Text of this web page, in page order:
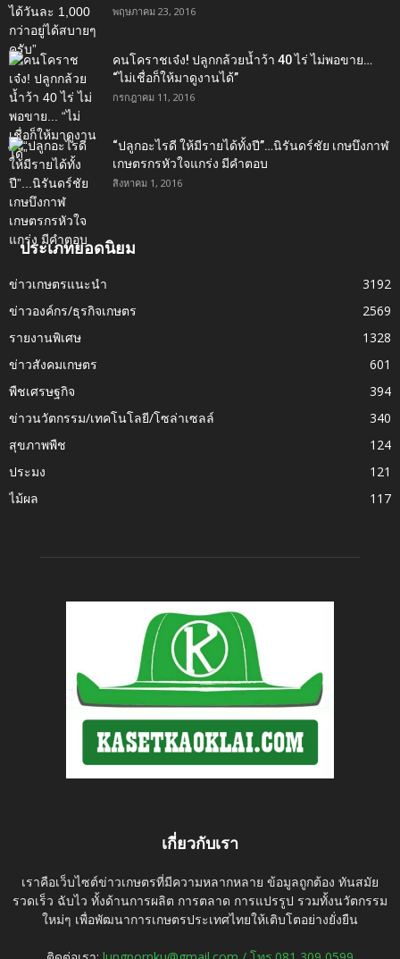
พฤษภาคม 23, 2016
คนโคราชเจ๋ง! ปลูกกล้วยน้ำว้า 40 ไร่ ไม่พอขาย…
“ไม่เชื่อก็ให้มาดูงานได้”‬
กรกฎาคม 11, 2016
“ปลูกอะไรดี ให้มีรายได้ทั้งปี”…นิรันดร์ชัย เกษบึงกาฬ
เกษตรกรหัวใจแกร่ง มีคำตอบ
สิงหาคม 1, 2016
ประเภทยอดนิยม
ข่าวเกษตรแนะนำ
3192
ข่าวองค์กร/ธุรกิจเกษตร
2569
รายงานพิเศษ
1328
ข่าวสังคมเกษตร
601
พืชเศรษฐกิจ
394
ข่าวนวัตกรรม/เทคโนโลยี/โซล่าเซลล์
340
สุขภาพพืช
124
ประมง
121
ไม้ผล
117
เกี่ยวกับเรา
เราคือเว็บไซต์ข่าวเกษตรที่มีความหลากหลาย ข้อมูลถูกต้อง ทันสมัย
รวดเร็ว ฉับไว ทั้งด้านการผลิต การตลาด การแปรรูป รวมทั้งนวัตกรรม
ใหม่ๆ เพื่อพัฒนาการเกษตรประเทศไทยให้เติบโตอย่างยั่งยืน